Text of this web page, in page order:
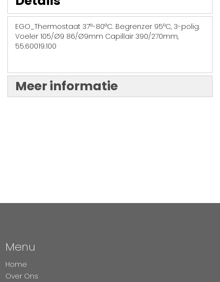
EGO_Thermostaat 37°-80°C. Begrenzer 95°C, 3-polig.
Voeler 105/Ø9 86/Ø9mm Capillair 390/270mm,
55.60019.100
Meer informatie
Menu
Home
Over Ons